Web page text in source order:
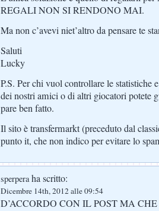
REGALI NON SI RENDONO MAI.
Ma non c’avevi niet’altro da pensare te
Saluti
Lucky
P.S. Per chi vuol controllare le statistiche
dei nostri amici o di altri giocatori potete
pare ben fatto.
Il sito è transfermarkt (preceduto dal
punto it, che non indico per evitare lo
sperperaha scritto:
Dicembre 14th, 2012 alle 09:54
D’ACCORDO CON IL POST MA